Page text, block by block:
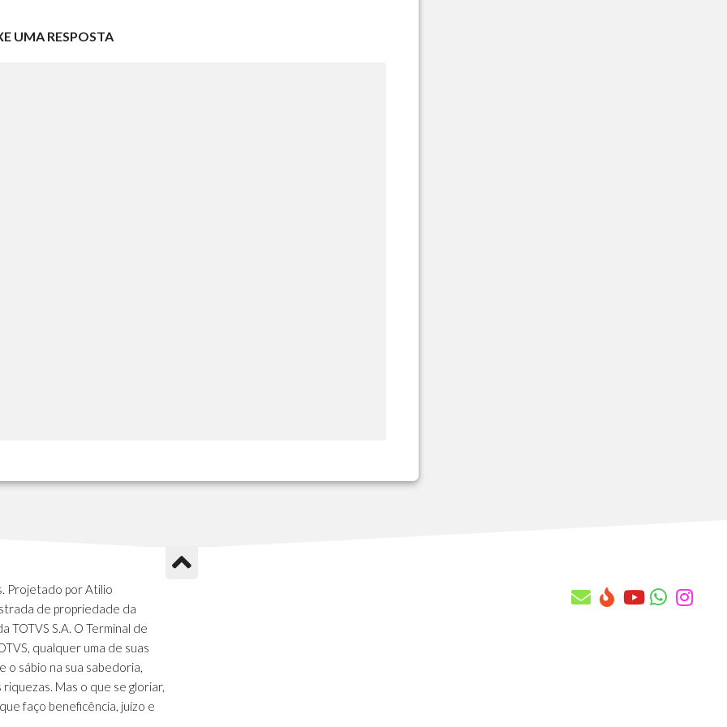
UMA RESPOSTA
Projetado por Atilio
de propriedade da
TOTVS S.A. O Terminal de
qualquer uma de suas
o sábio na sua sabedoria,
Mas o que se gloriar,
faço beneficência, juízo e